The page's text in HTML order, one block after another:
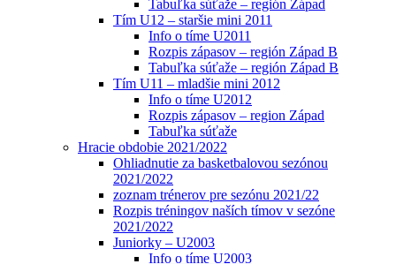
Tabuľka súťaže – región Západ
Tím U12 – staršie mini 2011
Info o tíme U2011
Rozpis zápasov – región Západ B
Tabuľka súťaže – región Západ B
Tím U11 – mladšie mini 2012
Info o tíme U2012
Rozpis zápasov – region Západ
Tabuľka súťaže
Hracie obdobie 2021/2022
Ohliadnutie za basketbalovou sezónou
2021/2022
zoznam trénerov pre sezónu 2021/22
Rozpis tréningov naších tímov v sezóne
2021/2022
Juniorky – U2003
Info o tíme U2003